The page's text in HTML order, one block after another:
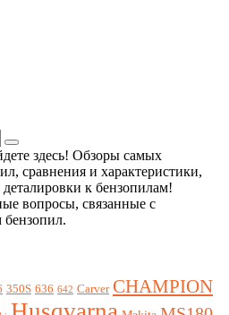
здесь! Обзоры самых
сравнения и характеристики,
к бензопилам!
вопросы, связанные с
бензопил.
350S 636 642 Carver CHAMPION